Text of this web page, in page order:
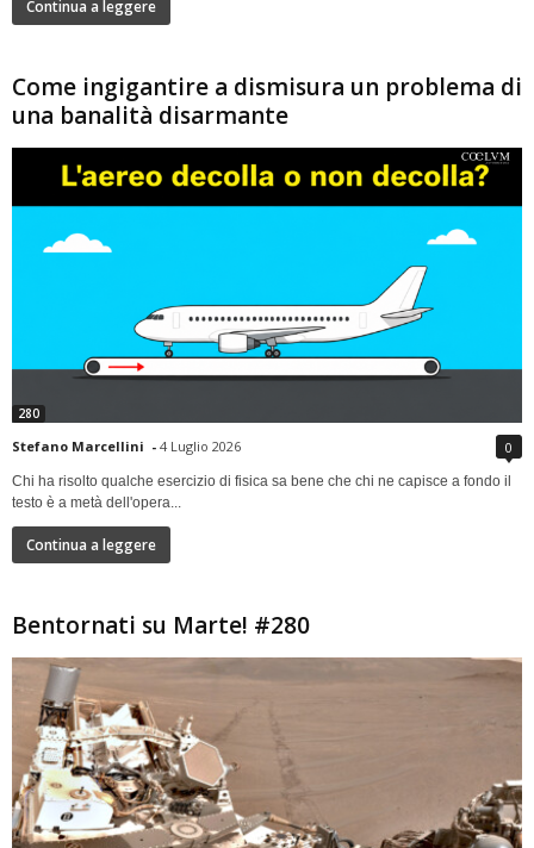
Continua a leggere
Come ingigantire a dismisura un problema di
una banalità disarmante
280
Stefano Marcellini - 4 Luglio 2026 0
Chi ha risolto qualche esercizio di fisica sa bene che chi ne capisce a fondo il
testo è a metà dell'opera...
Continua a leggere
Bentornati su Marte! #280